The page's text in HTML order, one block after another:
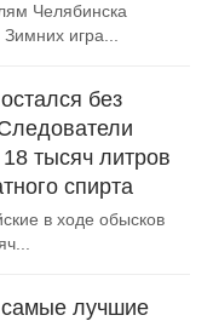
Челябинска
игра...
без
тысяч литров
спирта
в ходе обысков
самые лучшие